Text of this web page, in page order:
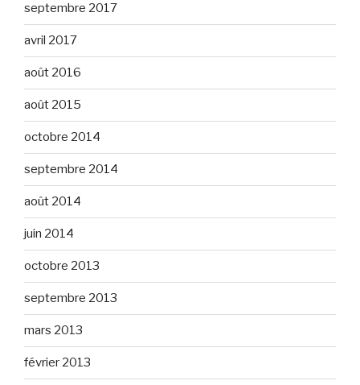
septembre 2017
avril 2017
août 2016
août 2015
octobre 2014
septembre 2014
août 2014
juin 2014
octobre 2013
septembre 2013
mars 2013
février 2013